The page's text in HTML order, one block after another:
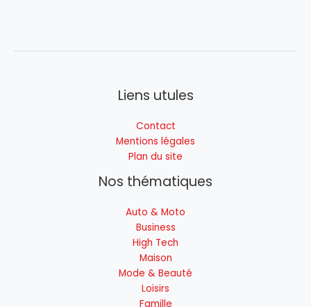
Liens utules
Contact
Mentions légales
Plan du site
Nos thématiques
Auto & Moto
Business
High Tech
Maison
Mode & Beauté
Loisirs
Famille